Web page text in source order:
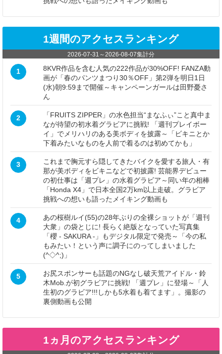
1週間のアクセスランキング
2026-07-31 ～2026-08-07集計分
1
8KVR作品を含む人気の222作品が30%OFF! FANZA動
画が「春のパンツまつり30％OFF」第2弾を明日1日
(水)朝9:59まで開催～キャンペーンガールは田野憂さ
ん
2
「FRUITS ZIPPER」の水色担当“まなふぃ”こと真中ま
なが待望の初水着グラビアに挑戦! 「週刊プレイボー
イ」でメリハリのある美ボディを披露～「ビキニとか
下着みたいなものを人前で着るのは初めてかも」
3
これまで胸元すら隠してきたバイクを愛する旅人・有
那が美ボディをビキニなどで初披露! 芸能界デビュー
の初仕事は「週プレ」の水着グラビア～同い年の相棒
「Honda X4」で日本全国2万km以上走破。グラビア
挑戦への想いも語ったメイキング動画も
4
あの桜樹ルイ(55)の28年ぶりの全裸ショットが「週刊
大衆」の袋とじに! 長らく絶版となっていた写真集
「櫻 - SAKURA -」もデジタル限定で発売～「今の私
もみたい！という声に調子にのってしまいました
(^◇^;)」
5
お尻スポンサーも話題のNGなし破天荒アイドル・鈴
木Mob.が初グラビアに挑戦! 「週プレ」に登場～「人
生初のグラビア!!!しかも5水着も着てます」。撮影の
裏側動画も公開
1ヵ月のアクセスランキング